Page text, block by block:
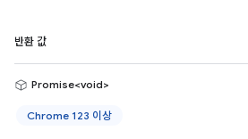
반환 값
Promise<void>
Chrome 123 이상